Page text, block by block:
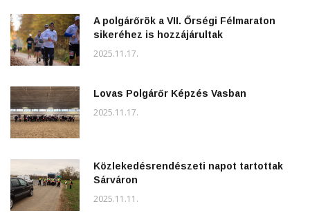
A polgárőrök a VII. Őrségi Félmaraton
sikeréhez is hozzájárultak
2025.11.17.
Lovas Polgárőr Képzés Vasban
2025.11.17.
Közlekedésrendészeti napot tartottak
Sárváron
2025.11.11.